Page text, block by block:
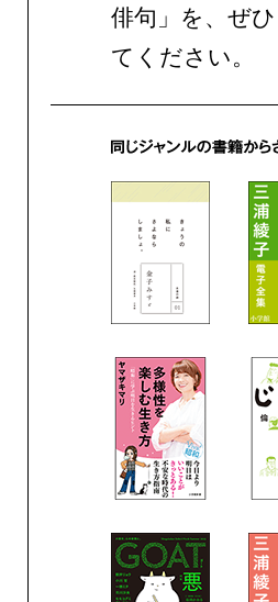
俳句」を、ぜ
てください。